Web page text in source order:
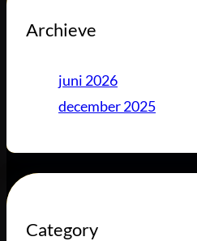
Archieve
juni 2026
december 2025
Category